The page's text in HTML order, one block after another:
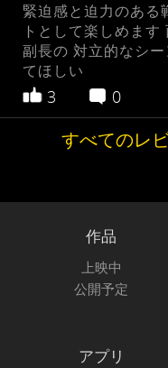
緊迫感と迫力のある
トとして楽しめま
副長の 対立的なシ
てほしい
3 0
すべてのレ
作品
上映中
公開予定
アプリ